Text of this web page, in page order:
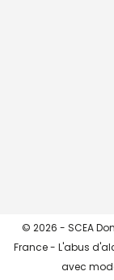
© 2026 - SCEA
France - L'abus
avec